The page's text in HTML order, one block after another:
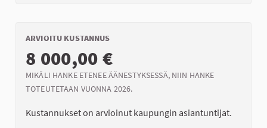
ARVIOITU KUSTANNUS
8 000,00 €
MIKÄLI HANKE ETENEE ÄÄNESTYKSESSÄ, NIIN HANKE
TOTEUTETAAN VUONNA 2026.
Kustannukset on arvioinut kaupungin asiantuntijat.